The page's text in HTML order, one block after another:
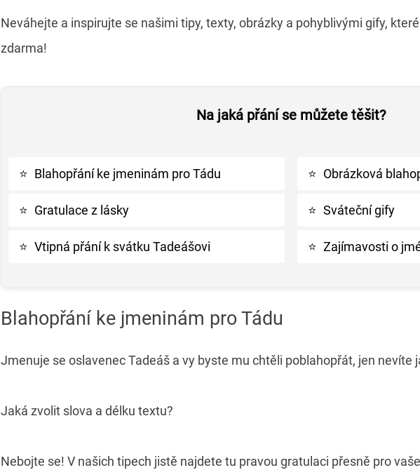
Neváhejte a inspirujte se našimi tipy, texty, obrázky a pohyblivými gify,
zdarma!
Na jaká přání se můžete těšit?
⭐ Blahopřání ke jmeninám pro Tádu
⭐ Gratulace z lásky
⭐ Vtipná přání k svátku Tadeášovi
⭐ Obrázková
⭐ Sváteční gify
⭐ Zajímavosti o
Blahopřání ke jmeninám pro Tádu
Jmenuje se oslavenec Tadeáš a vy byste mu chtěli poblahopřát, jen nevíte
Jaká zvolit slova a délku textu?
Nebojte se! V našich tipech jistě najdete tu pravou gratulaci přesně pro